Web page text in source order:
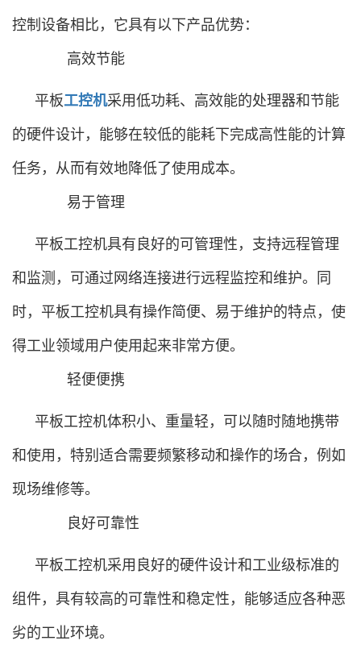
控制设备相比，它具有以下产品优势：
高效节能
平板工控机采用低功耗、高效能的处理器和节能
的硬件设计，能够在较低的能耗下完成高性能的计算
任务，从而有效地降低了使用成本。
易于管理
平板工控机具有良好的可管理性，支持远程管理
和监测，可通过网络连接进行远程监控和维护。同
时，平板工控机具有操作简便、易于维护的特点，使
得工业领域用户使用起来非常方便。
轻便便携
平板工控机体积小、重量轻，可以随时随地携带
和使用，特别适合需要频繁移动和操作的场合，例如
现场维修等。
良好可靠性
平板工控机采用良好的硬件设计和工业级标准的
组件，具有较高的可靠性和稳定性，能够适应各种恶
劣的工业环境。